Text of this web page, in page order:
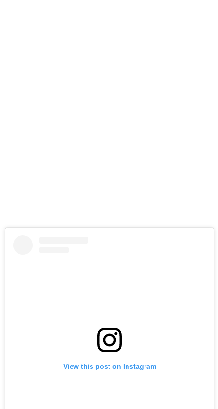
View this post on Instagram